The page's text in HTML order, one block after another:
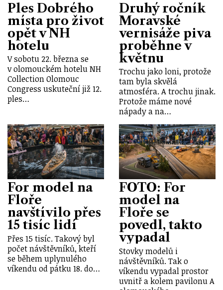
Ples Dobrého
místa pro život
opět v NH
hotelu
V sobotu 22. března se
v olomouckém hotelu NH
Collection Olomouc
Congress uskuteční již 12.
ples…
Druhý ročník
Moravské
vernisáže piva
proběhne v
květnu
Trochu jako loni, protože
tam byla skvělá
atmosféra. A trochu jinak.
Protože máme nové
nápady a na…
For model na
Floře
navštívilo přes
15 tisíc lidí
Přes 15 tisíc. Takový byl
počet návštěvníků, kteří
se během uplynulého
víkendu od pátku 18. do…
FOTO: For
model na
Floře se
povedl, takto
vypadal
Stovky modelů i
návštěvníků. Tak o
víkendu vypadal prostor
uvnitř a kolem pavilonu A